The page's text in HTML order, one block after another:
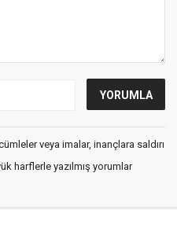
veya imalar, inançlara saldırı
harflerle yazılmış yorumlar